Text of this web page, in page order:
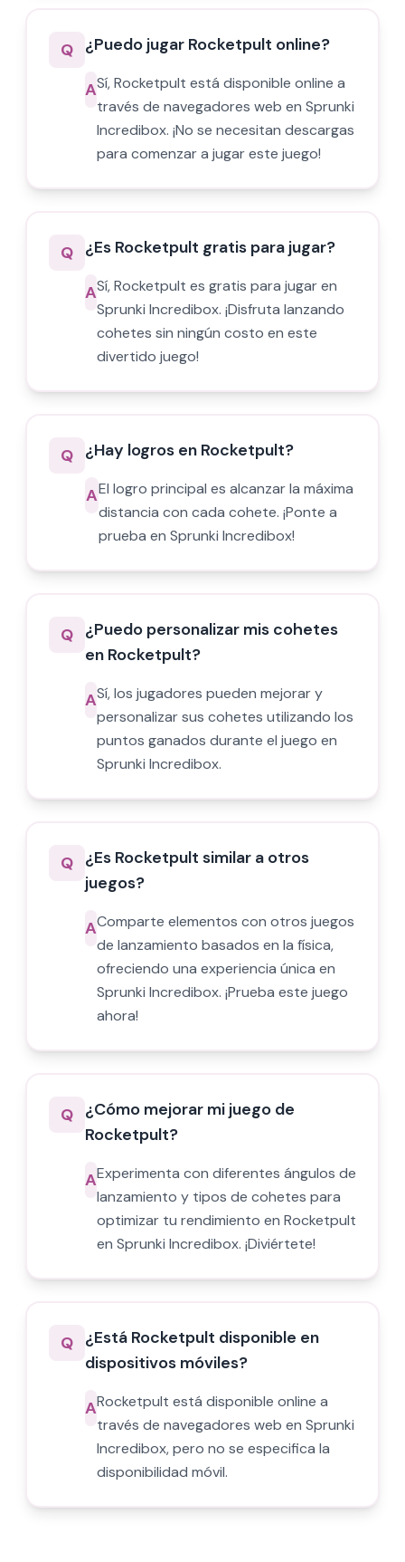
Q ¿Puedo jugar Rocketpult online?
ASí, Rocketpult está disponible online a
través de navegadores web en Sprunki
Incredibox. ¡No se necesitan descargas
para comenzar a jugar este juego!
Q ¿Es Rocketpult gratis para jugar?
ASí, Rocketpult es gratis para jugar en
Sprunki Incredibox. ¡Disfruta lanzando
cohetes sin ningún costo en este
divertido juego!
Q ¿Hay logros en Rocketpult?
AEl logro principal es alcanzar la máxima
distancia con cada cohete. ¡Ponte a
prueba en Sprunki Incredibox!
Q ¿Puedo personalizar mis cohetes
en Rocketpult?
ASí, los jugadores pueden mejorar y
personalizar sus cohetes utilizando los
puntos ganados durante el juego en
Sprunki Incredibox.
Q ¿Es Rocketpult similar a otros
juegos?
AComparte elementos con otros juegos
de lanzamiento basados en la física,
ofreciendo una experiencia única en
Sprunki Incredibox. ¡Prueba este juego
ahora!
Q ¿Cómo mejorar mi juego de
Rocketpult?
AExperimenta con diferentes ángulos de
lanzamiento y tipos de cohetes para
optimizar tu rendimiento en Rocketpult
en Sprunki Incredibox. ¡Diviértete!
Q ¿Está Rocketpult disponible en
dispositivos móviles?
ARocketpult está disponible online a
través de navegadores web en Sprunki
Incredibox, pero no se especifica la
disponibilidad móvil.